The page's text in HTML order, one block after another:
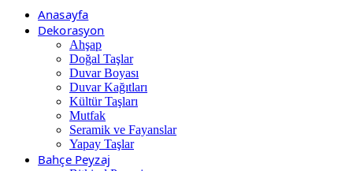
Anasayfa
Dekorasyon
Ahşap
Doğal Taşlar
Duvar Boyası
Duvar Kağıtları
Kültür Taşları
Mutfak
Seramik ve Fayanslar
Yapay Taşlar
Bahçe Peyzaj